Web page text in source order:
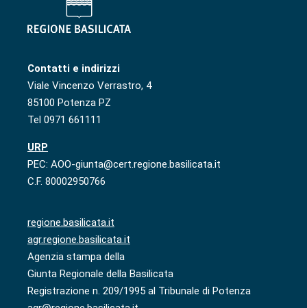
Contatti e indirizzi
Viale Vincenzo Verrastro, 4
85100 Potenza PZ
Tel 0971 661111
URP
PEC: AOO-giunta@cert.regione.basilicata.it
C.F. 80002950766
regione.basilicata.it
agr.regione.basilicata.it
Agenzia stampa della
Giunta Regionale della Basilicata
Registrazione n. 209/1995 al Tribunale di Potenza